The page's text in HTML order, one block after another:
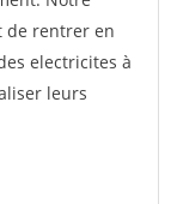
de rentrer en
electricites à
leurs